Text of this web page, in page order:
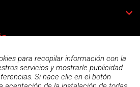
para recopilar información con la
servicios y mostrarle publicidad
Si hace clic en el botón